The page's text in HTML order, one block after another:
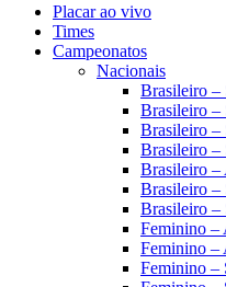
Placar ao vivo
Times
Campeonatos
Nacionais
Brasileiro –
Brasileiro –
Brasileiro –
Brasileiro –
Brasileiro –
Brasileiro –
Brasileiro –
Feminino –
Feminino –
Feminino –